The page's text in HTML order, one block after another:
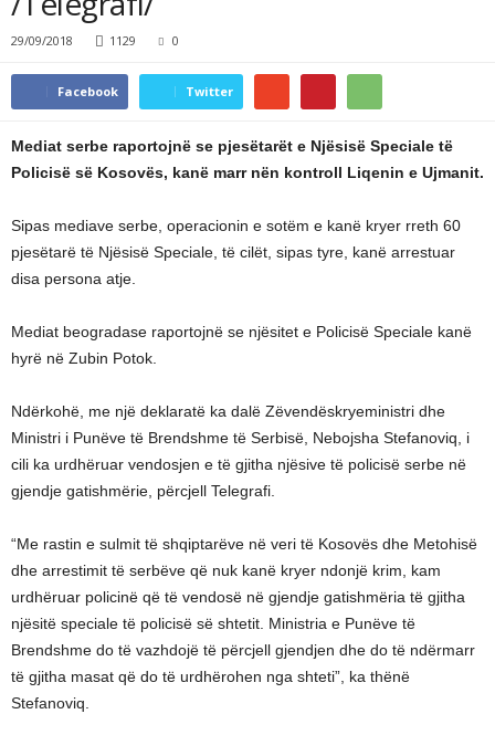
29/09/2018 1129 0
Facebook Twitter
Mediat serbe raportojnë se pjesëtarët e Njësisë Speciale të
Policisë së Kosovës, kanë marr nën kontroll Liqenin e Ujmanit.
Sipas mediave serbe, operacionin e sotëm e kanë kryer rreth 60
pjesëtarë të Njësisë Speciale, të cilët, sipas tyre, kanë arrestuar
disa persona atje.
Mediat beogradase raportojnë se njësitet e Policisë Speciale kanë
hyrë në Zubin Potok.
Ndërkohë, me një deklaratë ka dalë Zëvendëskryeministri dhe
Ministri i Punëve të Brendshme të Serbisë, Nebojsha Stefanoviq, i
cili ka urdhëruar vendosjen e të gjitha njësive të policisë serbe në
gjendje gatishmërie, përcjell Telegrafi.
“Me rastin e sulmit të shqiptarëve në veri të Kosovës dhe Metohisë
dhe arrestimit të serbëve që nuk kanë kryer ndonjë krim, kam
urdhëruar policinë që të vendosë në gjendje gatishmëria të gjitha
njësitë speciale të policisë së shtetit. Ministria e Punëve të
Brendshme do të vazhdojë të përcjell gjendjen dhe do të ndërmarr
të gjitha masat që do të urdhërohen nga shteti”, ka thënë
Stefanoviq.